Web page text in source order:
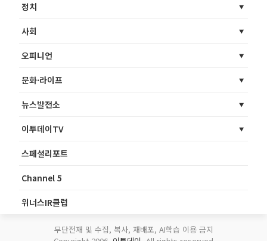
정치
사회
오피니언
문화·라이프
뉴스발전소
이투데이TV
스페셜리포트
Channel 5
위너스IR클럽
무단전재 및 수집, 복사, 재배포, AI학습 이용 금지